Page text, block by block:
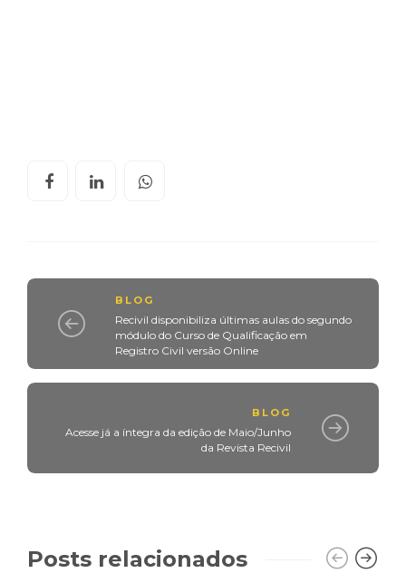
BLOG
Recivil disponibiliza últimas aulas do segundo
módulo do Curso de Qualificação em
Registro Civil versão Online
BLOG
Acesse já a íntegra da edição de Maio/Junho
da Revista Recivil
Posts relacionados